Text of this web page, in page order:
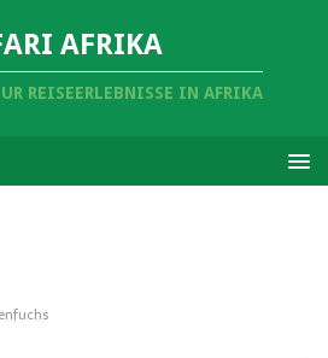
AFRIKA
REISEERLEBNISSE IN AFRIKA